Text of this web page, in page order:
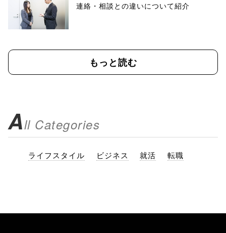
連絡・相談との違いについて紹介
もっと読む
All Categories
ライフスタイル ビジネス 就活 転職